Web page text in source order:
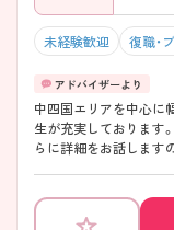
未経験歓迎 復職・
中四国エリアを中心に
生が充実しております。 ご興味のある方には、面接対策ポイントなど、さ
らに詳細をお話します